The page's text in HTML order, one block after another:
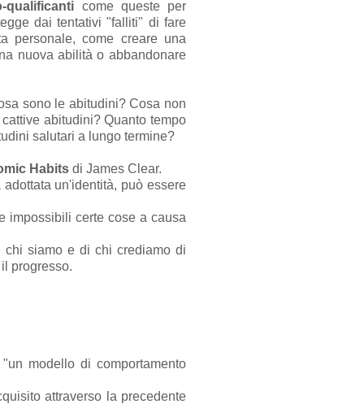
qualificanti come queste per
dai tentativi "falliti" di fare
personale, come creare una
nuova abilità o abbandonare
sono le abitudini? Cosa non
abitudini? Quanto tempo
salutari a lungo termine?
Habits di James Clear.
un'identità, può essere
impossibili certe cose a causa
chi siamo e di chi crediamo di
progresso.
modello di comportamento
attraverso la precedente